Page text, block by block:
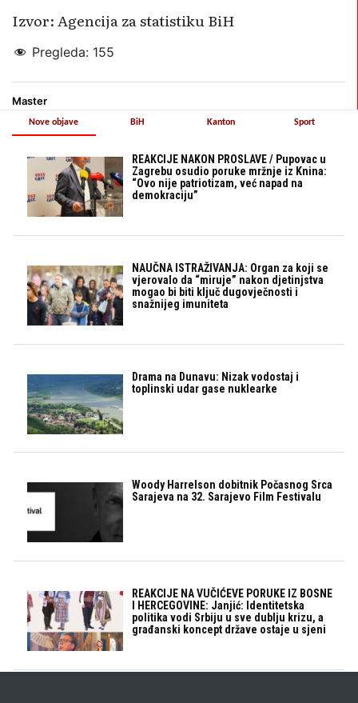
Izvor: Agencija za statistiku BiH
Pregleda: 155
Master
Nove objave
REAKCIJE NAKON PROSLAVE / Pupovac u
Zagrebu osudio poruke mržnje iz Knina:
“Ovo nije patriotizam, već napad na
demokraciju”
NAUČNA ISTRAŽIVANJA: Organ za koji se
vjerovalo da “miruje” nakon djetinjstva
mogao bi biti ključ dugovječnosti i
snažnijeg imuniteta
Drama na Dunavu: Nizak vodostaj i
toplinski udar gase nuklearke
Woody Harrelson dobitnik Počasnog Srca
Sarajeva na 32. Sarajevo Film Festivalu
REAKCIJE NA VUČIĆEVE PORUKE IZ BOSNE
I HERCEGOVINE: Janjić: Identitetska
politika vodi Srbiju u sve dublju krizu, a
građanski koncept države ostaje u sjeni
BiH Kanton Sport